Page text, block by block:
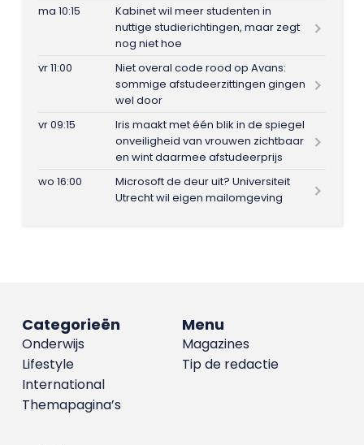
ma 10:15
Kabinet wil meer studenten in
nuttige studierichtingen, maar zegt
nog niet hoe
vr 11:00
Niet overal code rood op Avans:
sommige afstudeerzittingen gingen
wel door
vr 09:15
Iris maakt met één blik in de spiegel
onveiligheid van vrouwen zichtbaar
en wint daarmee afstudeerprijs
wo 16:00
Microsoft de deur uit? Universiteit
Utrecht wil eigen mailomgeving
Menu
Magazines
Tip de redactie
Categorieën
Onderwijs
Lifestyle
International
Themapagina’s